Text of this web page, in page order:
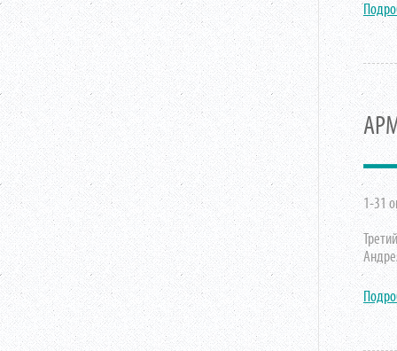
1-31